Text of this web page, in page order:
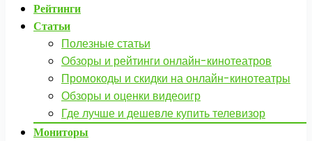
Рейтинги
Статьи
Полезные статьи
Обзоры и рейтинги онлайн-кинотеатров
Промокоды и скидки на онлайн-кинотеатры
Обзоры и оценки видеоигр
Где лучше и дешевле купить телевизор
Мониторы